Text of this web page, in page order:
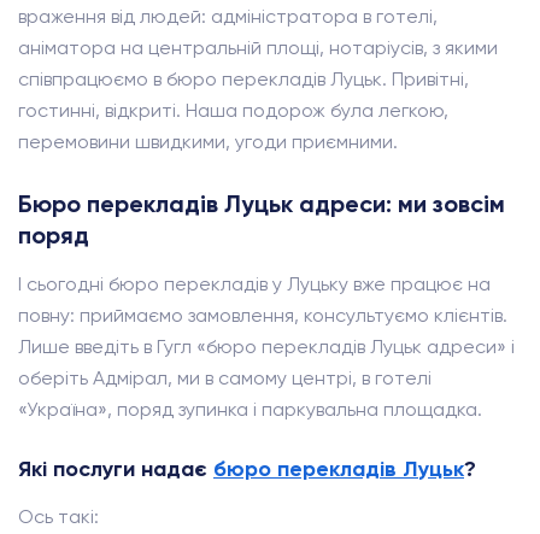
враження від людей: адміністратора в готелі,
аніматора на центральній площі, нотаріусів, з якими
співпрацюємо в бюро перекладів Луцьк. Привітні,
гостинні, відкриті. Наша подорож була легкою,
перемовини швидкими, угоди приємними.
Бюро перекладів Луцьк адреси: ми зовсім
поряд
І сьогодні бюро перекладів у Луцьку вже працює на
повну: приймаємо замовлення, консультуємо клієнтів.
Лише введіть в Гугл «бюро перекладів Луцьк адреси» і
оберіть Адмірал, ми в самому центрі, в готелі
«Україна», поряд зупинка і паркувальна площадка.
Які послуги надає бюро перекладів Луцьк?
Ось такі: